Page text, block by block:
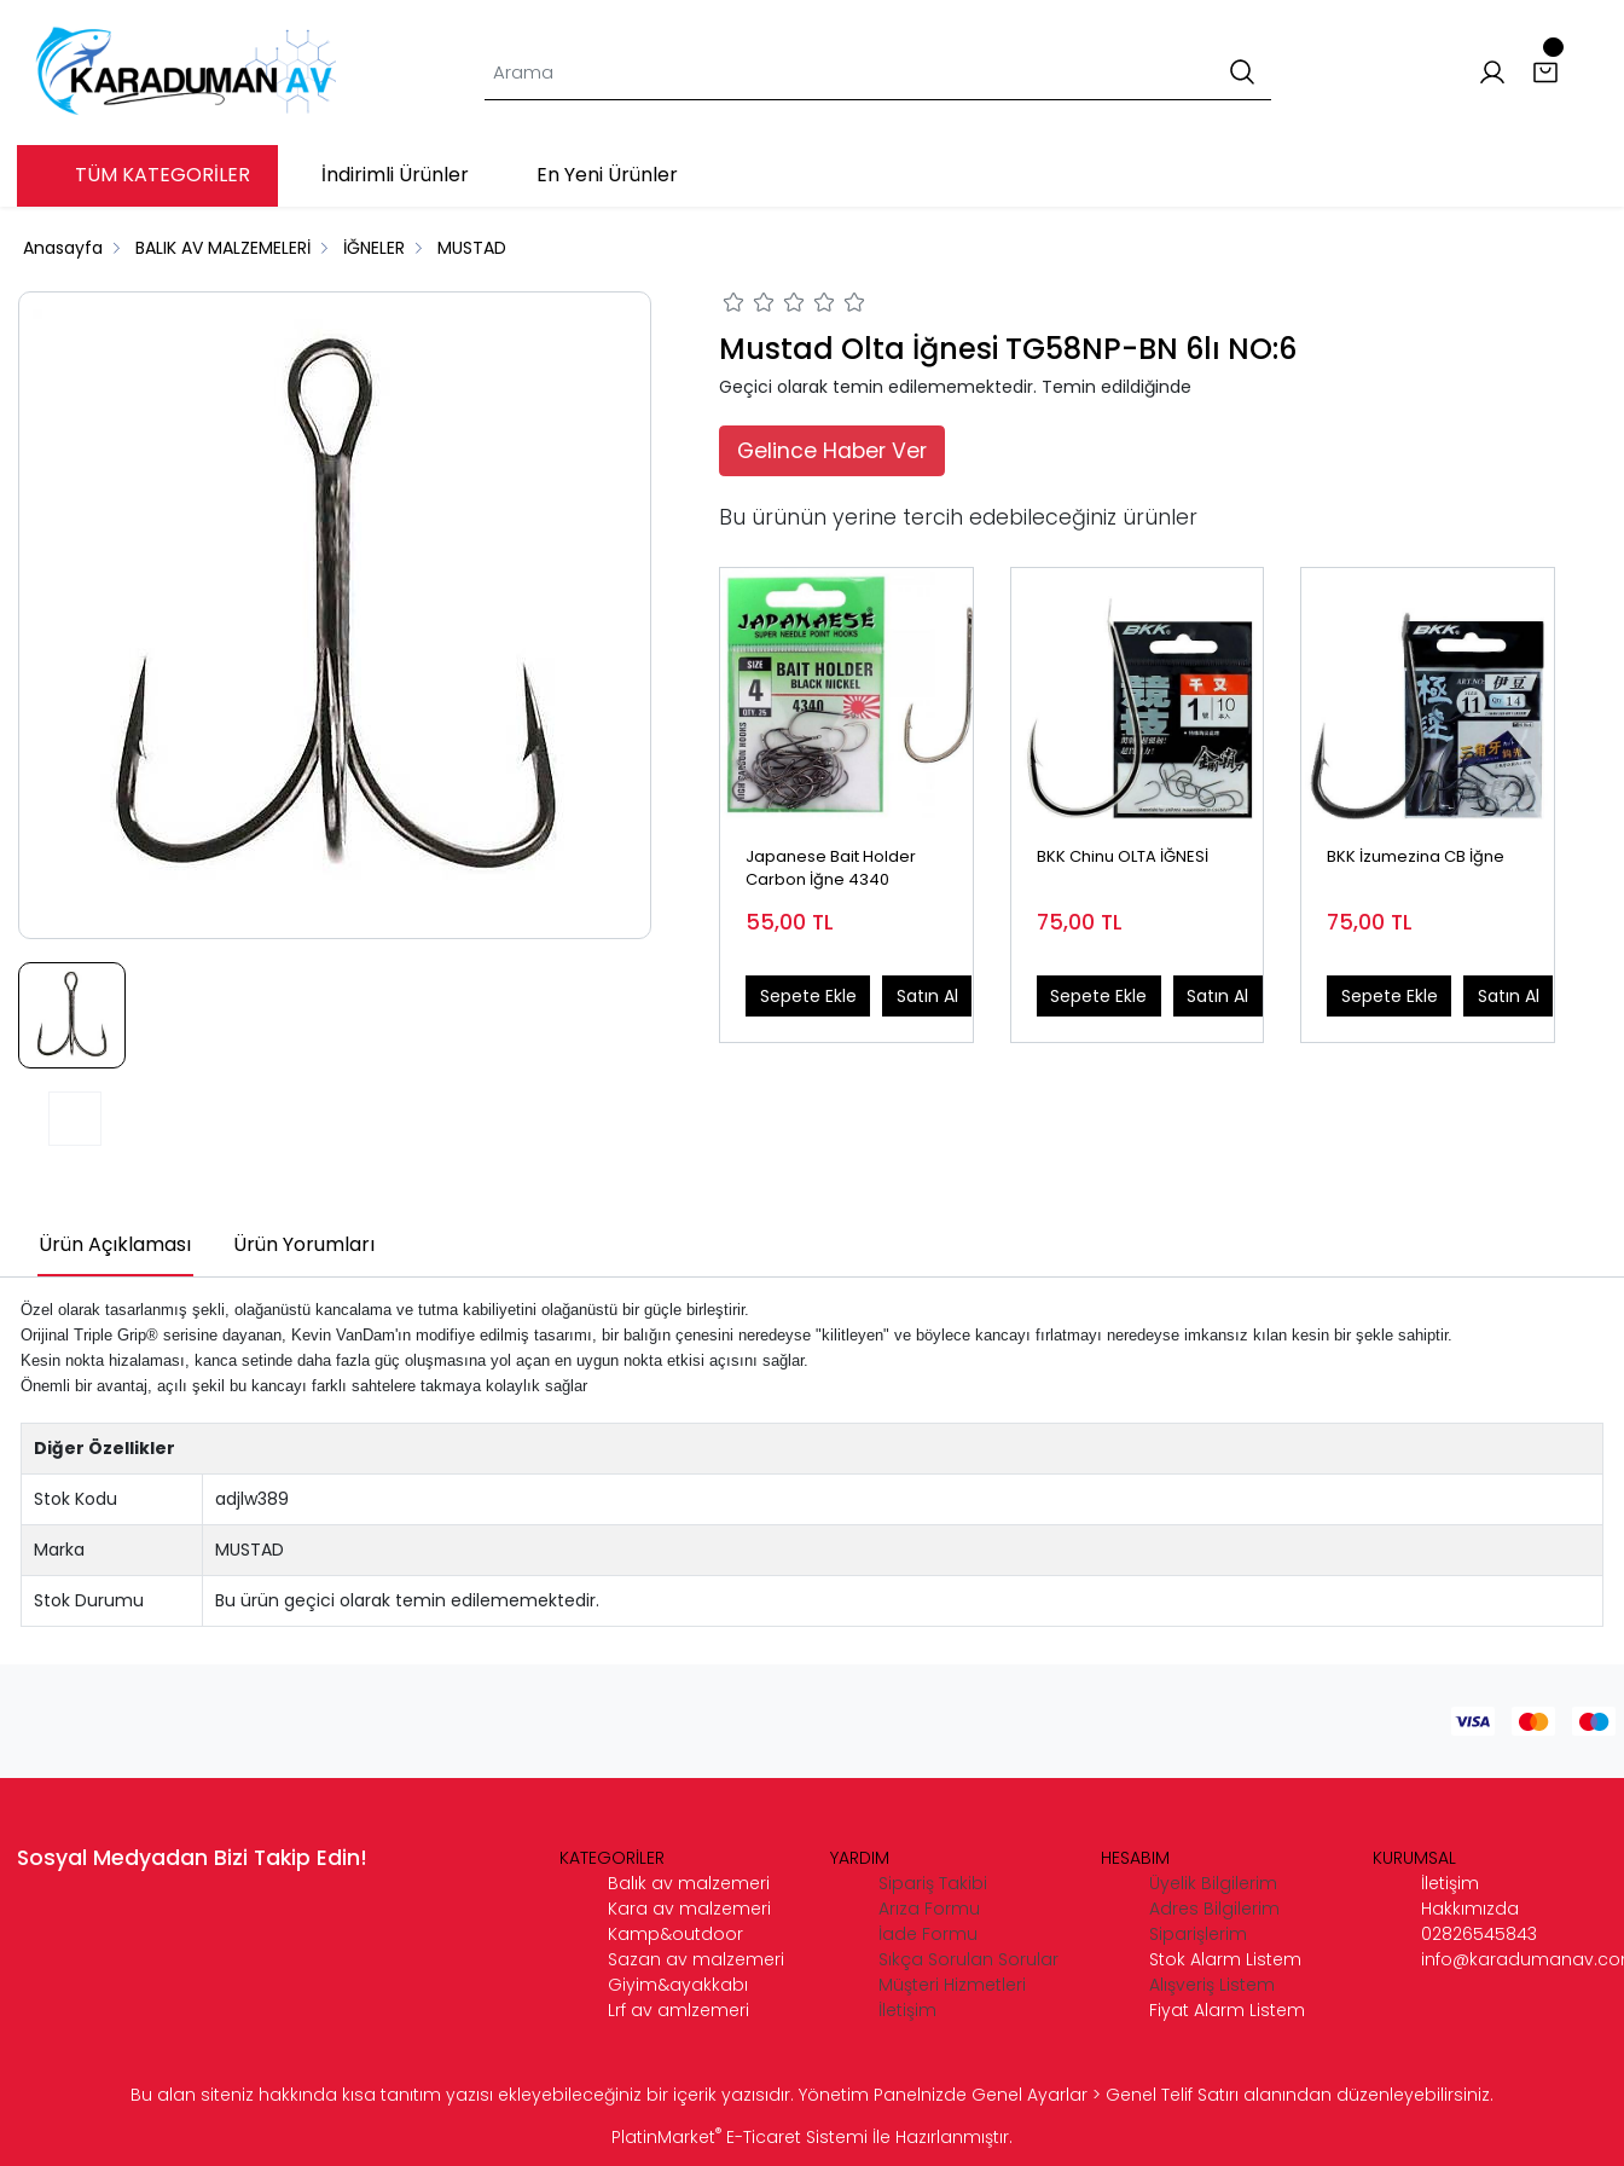
TÜM KATEGORİLER İndirimli Ürünler En Yeni Ürünler
Anasayfa BALIK AV MALZEMELERİ İĞNELER MUSTAD
Mustad Olta İğnesi TG58NP-BN 6lı NO:6
Geçici olarak temin edilememektedir. Temin edildiğinde
Gelince Haber Ver
Bu ürünün yerine tercih edebileceğiniz ürünler
Japanese Bait Holder
Carbon İğne 4340
55,00 TL
Sepete Ekle Satın Al
BKK Chinu OLTA İĞNESİ
75,00 TL
Sepete Ekle Satın Al
BKK İzumezina CB İğne
75,00 TL
Sepete Ekle Satın Al
Ürün Açıklaması Ürün Yorumları
Özel olarak tasarlanmış şekli, olağanüstü kancalama ve tutma kabiliyetini olağanüstü bir güçle birleştirir.
Orijinal Triple Grip® serisine dayanan, Kevin VanDam'ın modifiye edilmiş tasarımı, bir balığın çenesini neredeyse "kilitleyen" ve böylece kancayı fırlatmayı neredeyse imkansız kılan kesin bir şekle sahiptir.
Kesin nokta hizalaması, kanca setinde daha fazla güç oluşmasına yol açan en uygun nokta etkisi açısını sağlar.
Önemli bir avantaj, açılı şekil bu kancayı farklı sahtelere takmaya kolaylık sağlar
Diğer Özellikler
Stok Kodu adjlw389
Marka MUSTAD
Stok Durumu Bu ürün geçici olarak temin edilememektedir.
Sosyal Medyadan Bizi Takip Edin!
KATEGORİLER
Balık av malzemeri
Kara av malzemeri
Kamp&outdoor
Sazan av malzemeri
Giyim&ayakkabı
Lrf av amlzemeri
YARDIM
Sipariş Takibi
Arıza Formu
İade Formu
Sıkça Sorulan Sorular
Müşteri Hizmetleri
İletişim
HESABIM
Üyelik Bilgilerim
Adres Bilgilerim
Siparişlerim
Stok Alarm Listem
Alışveriş Listem
Fiyat Alarm Listem
KURUMSAL
İletişim
Hakkımızda
02826545843
Bu alan siteniz hakkında kısa tanıtım yazısı ekleyebileceğiniz bir içerik yazısıdır. Yönetim Panelnizde Genel Ayarlar > Genel Telif Satırı alanından düzenleyebilirsiniz.
PlatinMarket® E-Ticaret Sistemi İle Hazırlanmıştır.